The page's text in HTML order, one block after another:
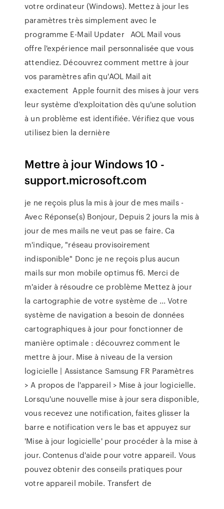
votre ordinateur (Windows). Mettez à jour les
paramètres très simplement avec le
programme E-Mail Updater AOL Mail vous
offre l'expérience mail personnalisée que vous
attendiez. Découvrez comment mettre à jour
vos paramètres afin qu'AOL Mail ait
exactement Apple fournit des mises à jour vers
leur système d'exploitation dès qu'une solution
à un problème est identifiée. Vérifiez que vous
utilisez bien la dernière
Mettre à jour Windows 10 -
support.microsoft.com
je ne reçois plus la mis à jour de mes mails -
Avec Réponse(s) Bonjour, Depuis 2 jours la mis à
jour de mes mails ne veut pas se faire. Ca
m'indique, "réseau provisoirement
indisponible" Donc je ne reçois plus aucun
mails sur mon mobile optimus f6. Merci de
m'aider à résoudre ce problème Mettez à jour
la cartographie de votre système de ... Votre
système de navigation a besoin de données
cartographiques à jour pour fonctionner de
manière optimale : découvrez comment le
mettre à jour. Mise à niveau de la version
logicielle | Assistance Samsung FR Paramètres
> A propos de l'appareil > Mise à jour logicielle.
Lorsqu'une nouvelle mise à jour sera disponible,
vous recevez une notification, faites glisser la
barre e notification vers le bas et appuyez sur
'Mise à jour logicielle' pour procéder à la mise à
jour. Contenus d'aide pour votre appareil. Vous
pouvez obtenir des conseils pratiques pour
votre appareil mobile. Transfert de